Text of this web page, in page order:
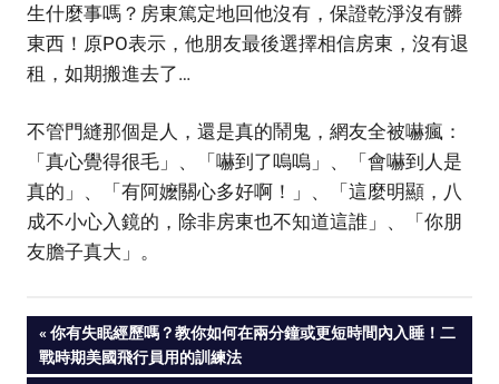
生什麼事嗎？房東篤定地回他沒有，保證乾淨沒有髒
東西！原PO表示，他朋友最後選擇相信房東，沒有退
租，如期搬進去了…
不管門縫那個是人，還是真的鬧鬼，網友全被嚇瘋：
「真心覺得很毛」、「嚇到了嗚嗚」、「會嚇到人是
真的」、「有阿嬤關心多好啊！」、「這麼明顯，八
成不小心入鏡的，除非房東也不知道這誰」、「你朋
友膽子真大」。
Post
PREVIOUS
POST:
你有失眠經歷嗎？教你如何在兩分鐘或更短時間內入睡！二
戰時期美國飛行員用的訓練法